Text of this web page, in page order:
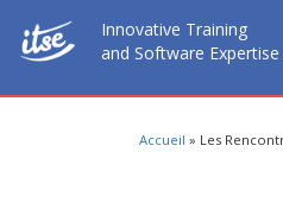
Innovative Training
and Software Expertise
Accueil » Les